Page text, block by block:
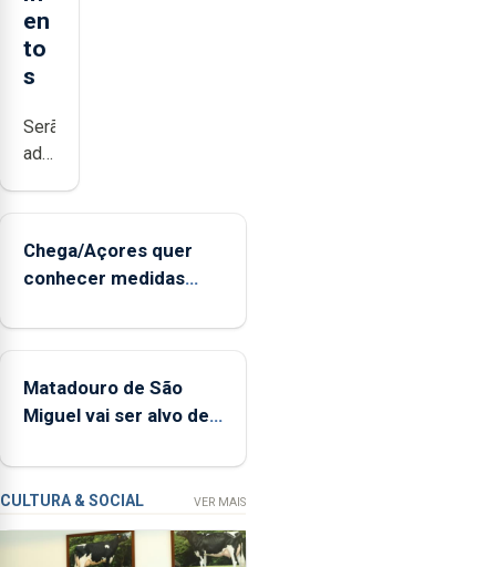
en
to
s
Serão
adquiridos
instrumentos
uma
harpa,
permitindo
reforçar
condições
de
ensino
Chega/Açores quer
conhecer medidas
pública regional
Matadouro de São
Miguel vai ser alvo de
CULTURA & SOCIAL VER MAIS